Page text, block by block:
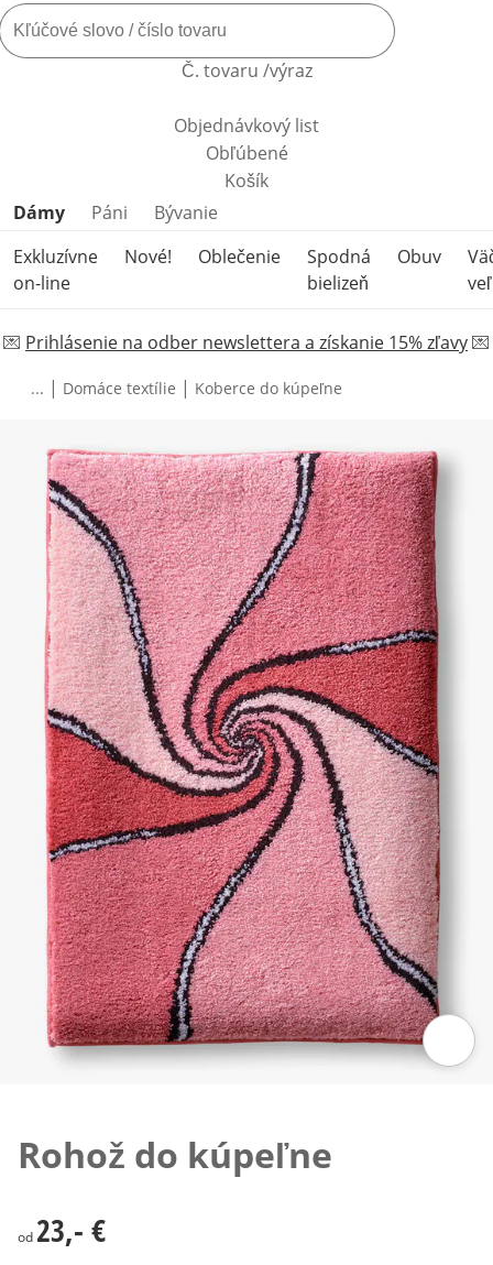
Č. tovaru /výraz
Objednávkový list
Obľúbené
Košík
Preskočiť kategórie produktov
Dámy Páni
Bývanie
Exkluzívne
on-line
Nové! Oblečenie
Spodná
bielizeň
Obuv
💌 Prihlásenie na odber newslettera a získanie 15% zľavy💌
... | Domáce textílie | Koberce do kúpeľne
Rohož do kúpeľne
23,- €
od 23,- €